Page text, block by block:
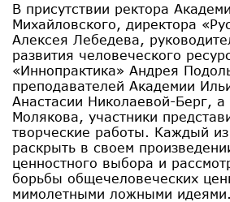
В присутствии ректора
Михайловского, директора
Алексея Лебедева,
развития человеческого
«Иннопрактика» Андрея
преподавателей Академии
Анастасии Николаевой-Берг,
Молякова, участники
творческие работы. Каждый из
раскрыть в своем
ценностного выбора и
борьбы общечеловеческих
мимолетными ложными идеями.